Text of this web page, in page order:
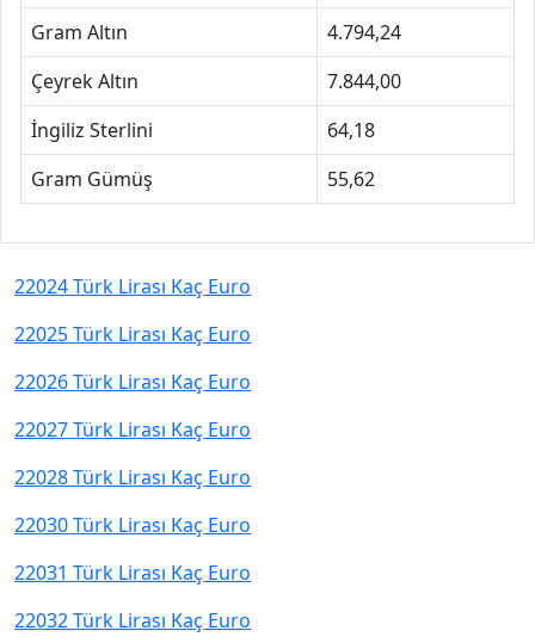
Gram Altın
4.794,24
Çeyrek Altın
7.844,00
İngiliz Sterlini
64,18
Gram Gümüş
55,62
22024 Türk Lirası Kaç Euro
22025 Türk Lirası Kaç Euro
22026 Türk Lirası Kaç Euro
22027 Türk Lirası Kaç Euro
22028 Türk Lirası Kaç Euro
22030 Türk Lirası Kaç Euro
22031 Türk Lirası Kaç Euro
22032 Türk Lirası Kaç Euro